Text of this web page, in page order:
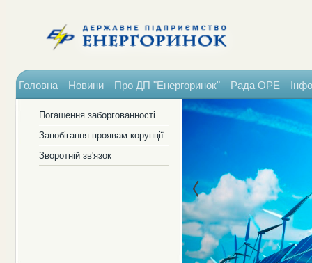
Головна Новини Про ДП "Енергоринок" Рада ОРЕ
Погашення заборгованності
Запобігання проявам корупції
Зворотній зв'язок